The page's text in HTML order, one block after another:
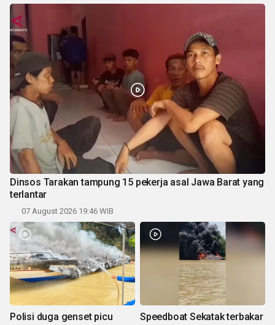
Dinsos Tarakan tampung 15 pekerja asal Jawa Barat yang
terlantar
07 August 2026 19:46 WIB
Polisi duga genset picu
Speedboat Sekatak terbakar